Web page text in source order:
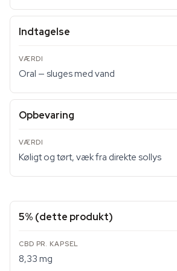
Indtagelse
Oral — sluges med vand
Opbevaring
Køligt og tørt, væk fra direkte sollys
5% (dette produkt)
8,33 mg